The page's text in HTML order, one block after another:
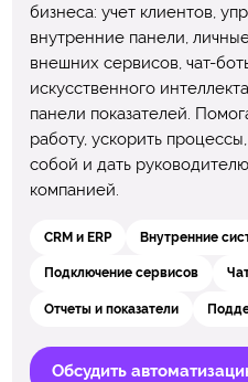
бизнеса: учет клиентов,
внутренние панели,
внешних сервисов, чат-
искусственного
панели показателей.
работу, ускорить
собой и дать
компанией.
CRM и ERP Внутренние
Подключение сервисов
Отчеты и показатели
Обсудить